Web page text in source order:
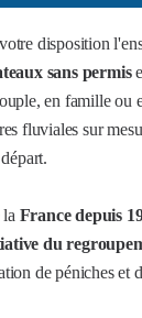
disposition
sans permis
en famille ou
fluviales sur
France depuis
du
de péniches et